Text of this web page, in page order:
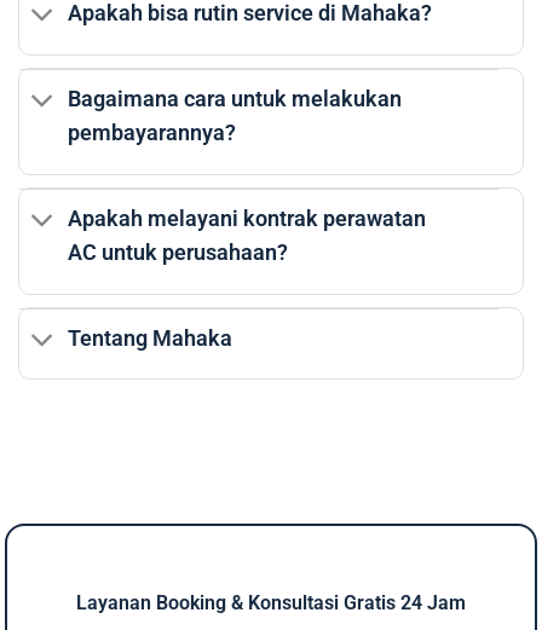
Apakah bisa rutin service di Mahaka?
Bagaimana cara untuk melakukan
pembayarannya?
Apakah melayani kontrak perawatan
AC untuk perusahaan?
Tentang Mahaka
Layanan Booking & Konsultasi Gratis 24 Jam